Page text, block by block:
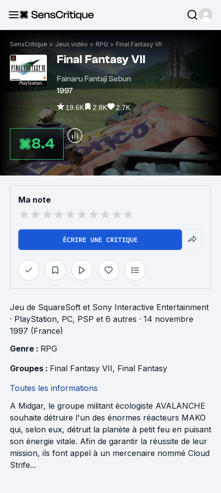
SensCritique > Jeux vidéo > RPG > Final Fantasy VII
Final Fantasy VII
Fainaru Fantajī Sebun
1997
19.6K 2.8K 2.7K
8.4
Ma note
ÉCRIRE UNE CRITIQUE
Jeu de SquareSoft et Sony Interactive Entertainment
· PlayStation, PC, PSP et 6 autres · 14 novembre
1997 (France)
Genre : RPG
Groupes : Final Fantasy VII, Final Fantasy
Toutes les informations
A Midgar, le groupe militant écologiste AVALANCHE
souhaite détruire l'un des énormes réacteurs MAKO
qui, selon eux, détruit la planète à petit feu en puisant
son énergie vitale. Afin de garantir la réussite de leur
mission, ils font appel à un mercenaire nommé Cloud
Strife...